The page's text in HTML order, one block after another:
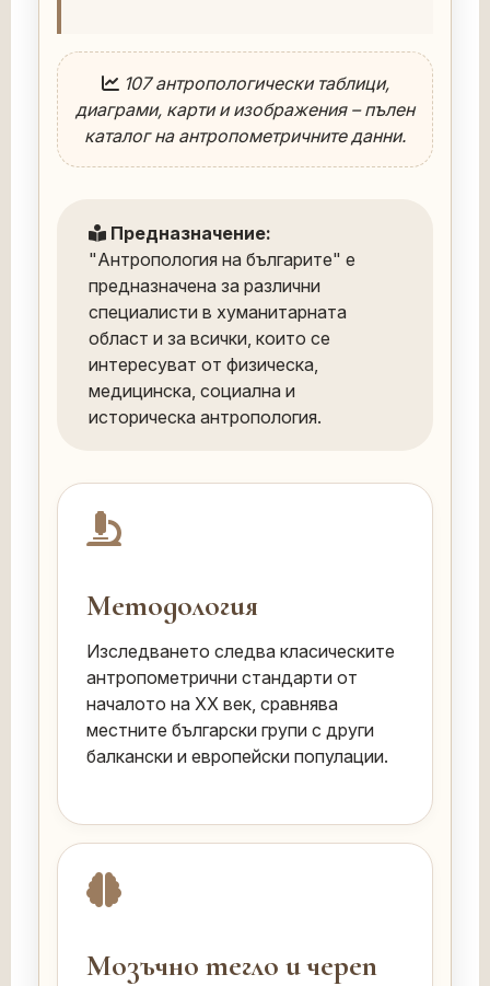
107 антропологически таблици,
диаграми, карти и изображения – пълен
каталог на антропометричните данни.
Предназначение:
"Антропология на българите" е
предназначена за различни
специалисти в хуманитарната
област и за всички, които се
интересуват от физическа,
медицинска, социална и
историческа антропология.
Методология
Изследването следва класическите
антропометрични стандарти от
началото на XX век, сравнява
местните български групи с други
балкански и европейски популации.
Мозъчно тегло и череп